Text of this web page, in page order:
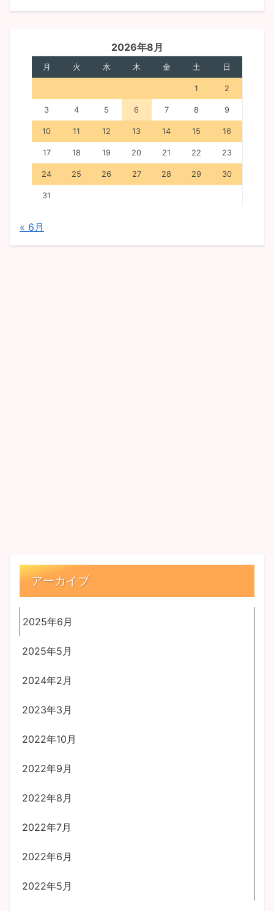
2026年8月
月 火 水 木 金 土 日
1 2
3 4 5 6 7 8 9
10 11 12 13 14 15 16
17 18 19 20 21 22 23
24 25 26 27 28 29 30
31
« 6月
アーカイブ
2025年6月
2025年5月
2024年2月
2023年3月
2022年10月
2022年9月
2022年8月
2022年7月
2022年6月
2022年5月